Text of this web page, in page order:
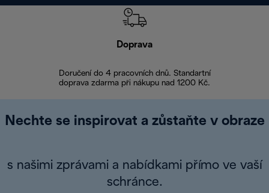
Doprava
Doručení do 4 pracovních dnů. Standartní
doprava zdarma při nákupu nad 1200 Kč.
Nechte se inspirovat a zůstaňte v obraze
s našimi zprávami a nabídkami přímo ve vaší
schránce.